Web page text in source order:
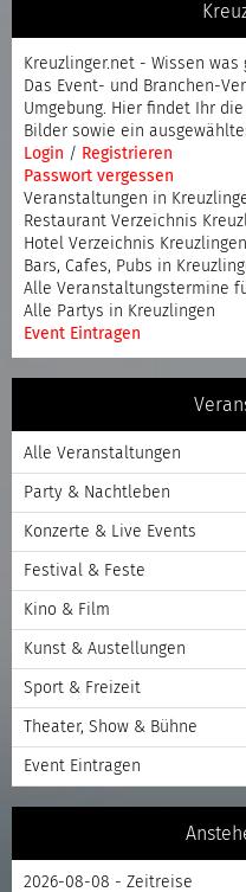
Kreuzlinger.net - Wissen was
Das Event- und Branchen-
Umgebung. Hier findet Ihr
Bilder sowie ein
Login / Registrieren
Passwort vergessen
Veranstaltungen in
Restaurant Verzeichnis
Hotel Verzeichnis Kreuzlingen
Bars, Cafes, Pubs in
Alle Veranstaltungstermine
Alle Partys in Kreuzlingen
Event Eintragen
Alle Veranstaltungen
Party & Nachtleben
Konzerte & Live Events
Festival & Feste
Kino & Film
Kunst & Austellungen
Sport & Freizeit
Theater, Show & Bühne
Event Eintragen
2026-08-08 - Zeitreise